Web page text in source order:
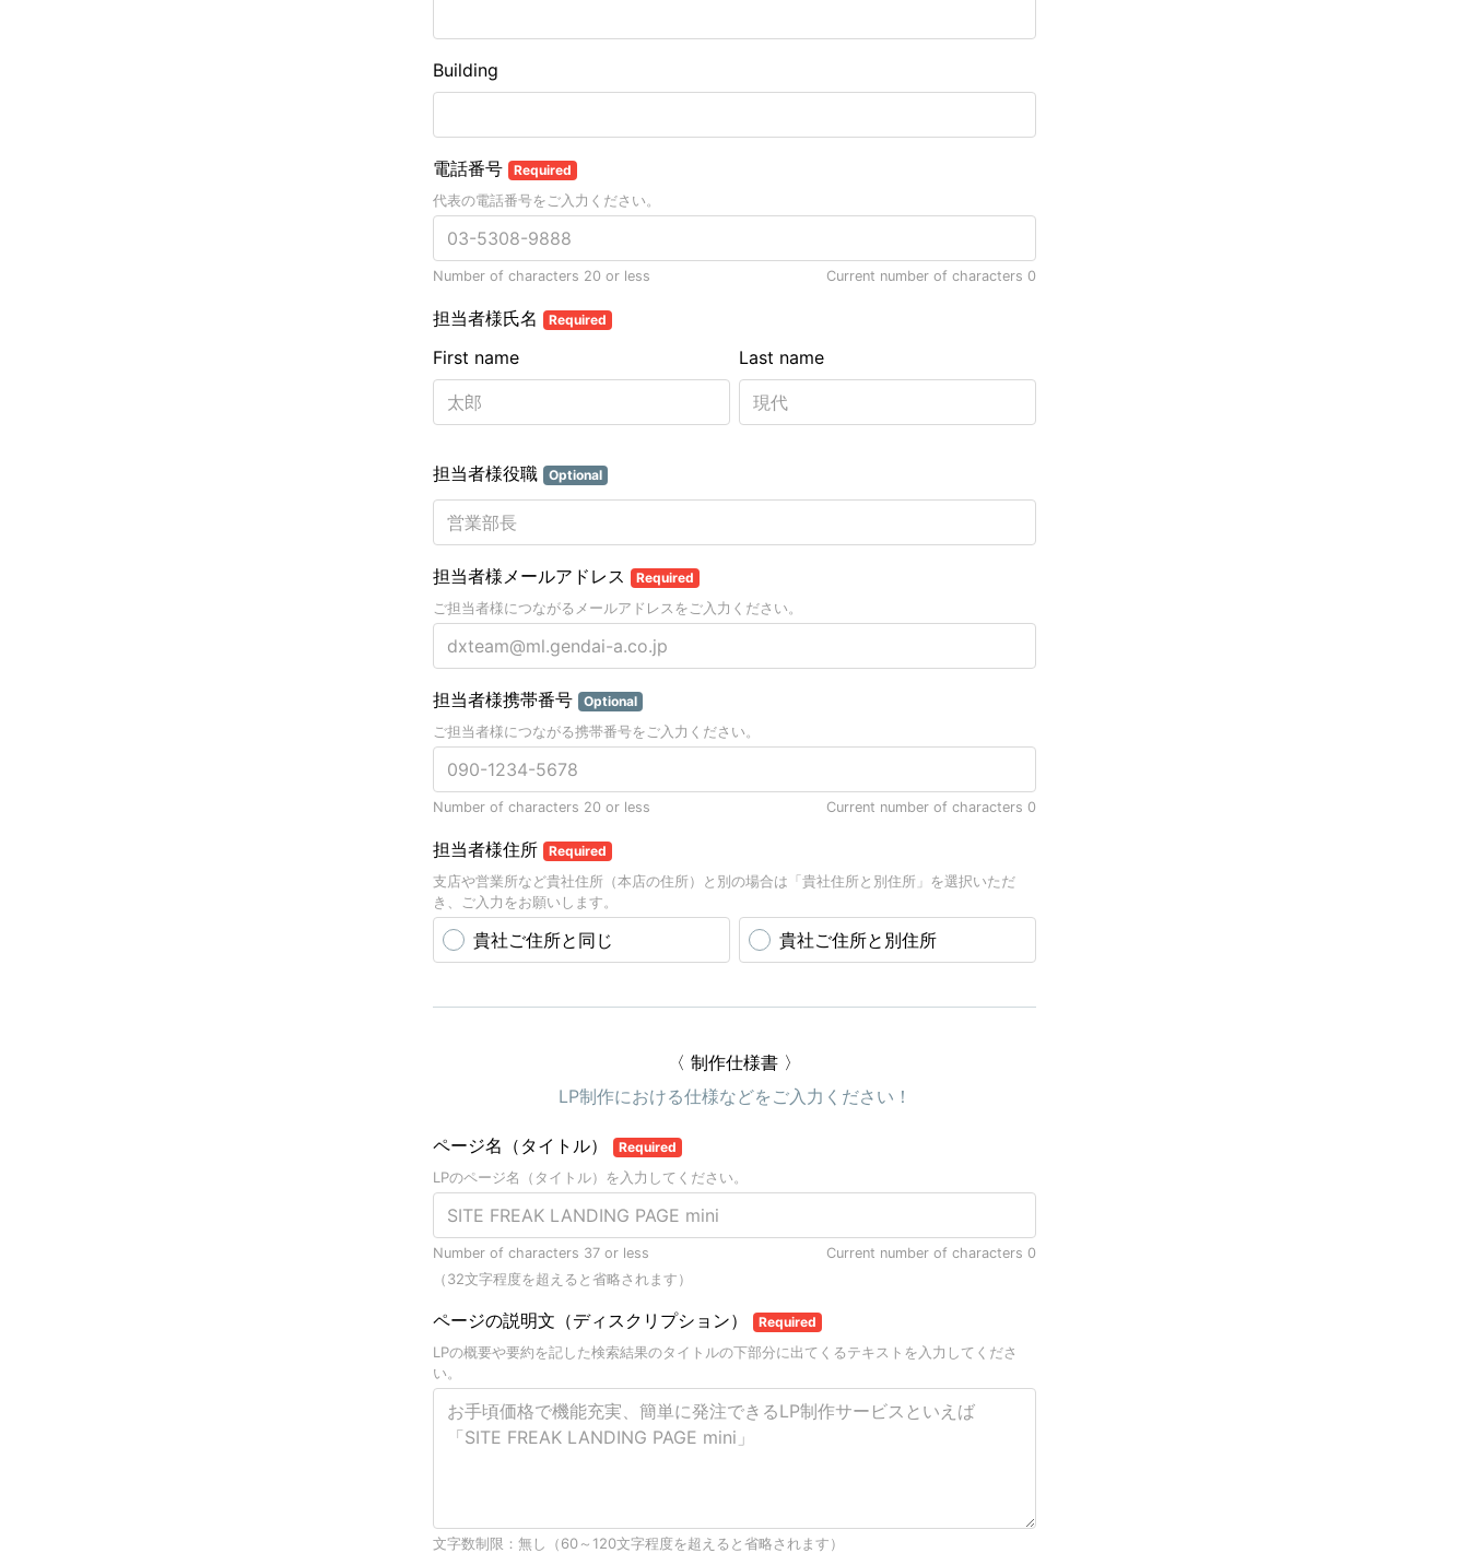
Building
電話番号 Required
代表の電話番号をご入力ください。
Number of characters 20 or less Current number of characters 0
担当者様氏名 Required
Last name
First name
担当者様役職 Optional
担当者様メールアドレス Required
ご担当者様につながるメールアドレスをご入力ください。
担当者様携帯番号 Optional
ご担当者様につながる携帯番号をご入力ください。
Number of characters 20 or less Current number of characters 0
担当者様住所 Required
支店や営業所など貴社住所（本店の住所）と別の場合は「貴社住所と別住所」を選択いただ
き、ご入力をお願いします。
貴社ご住所と同じ 貴社ご住所と別住所
〈 制作仕様書 〉
LP制作における仕様などをご入力ください！
ページ名（タイトル） Required
LPのページ名（タイトル）を入力してください。
Number of characters 37 or less Current number of characters 0
（32文字程度を超えると省略されます）
ページの説明文（ディスクリプション） Required
LPの概要や要約を記した検索結果のタイトルの下部分に出てくるテキストを入力してくださ
い。
文字数制限：無し（60～120文字程度を超えると省略されます）